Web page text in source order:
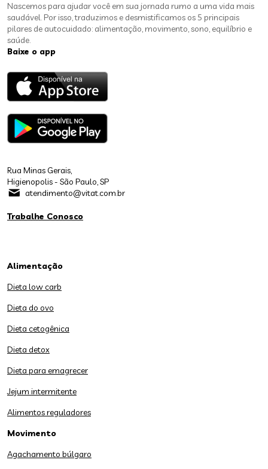
Nascemos para ajudar você em sua jornada rumo a uma vida mais
saudável. Por isso, traduzimos e desmistificamos os 5 principais
pilares de autocuidado: alimentação, movimento, sono, equilíbrio e
saúde.
Baixe o app
Rua Minas Gerais,
Higienopolis - São Paulo, SP
atendimento@vitat.com.br
Trabalhe Conosco
Alimentação
Dieta low carb
Dieta do ovo
Dieta cetogênica
Dieta detox
Dieta para emagrecer
Jejum intermitente
Alimentos reguladores
Movimento
Agachamento búlgaro